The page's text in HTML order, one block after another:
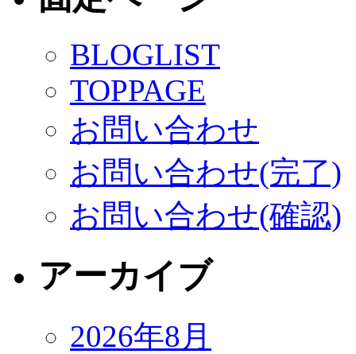
BLOGLIST
TOPPAGE
お問い合わせ
お問い合わせ(完了)
お問い合わせ(確認)
アーカイブ
2026年8月